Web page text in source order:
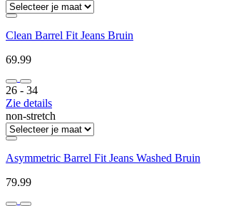
Clean Barrel Fit Jeans Bruin
69.99
26 ‐ 34
Zie details
non-stretch
Asymmetric Barrel Fit Jeans Washed Bruin
79.99